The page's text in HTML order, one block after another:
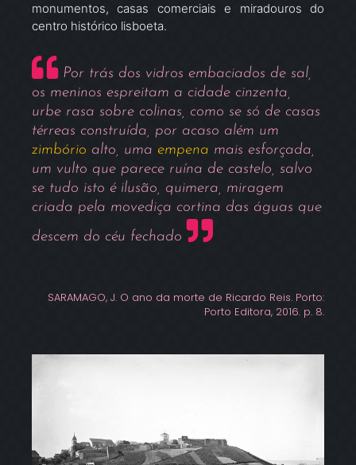
monumentos, casas comerciais e miradouros do
centro histórico lisboeta.
Por trás dos vidros embaciados de sal,
os meninos espreitam a cidade cinzenta,
urbe rasa sobre colinas, como se só de casas
térreas construída, por acaso além um
zimbório alto, uma empena mais esforçada,
um vulto que parece ruína de castelo, salvo
se tudo isto é ilusão, quimera, miragem
criada pela movediça cortina das águas que
descem do céu fechado
SARAMAGO, J. O ano da morte de Ricardo Reis. Porto:
Porto Editora, 2016. p. 8.